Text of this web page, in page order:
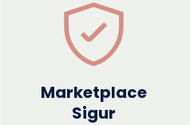
Marketplace
Sigur